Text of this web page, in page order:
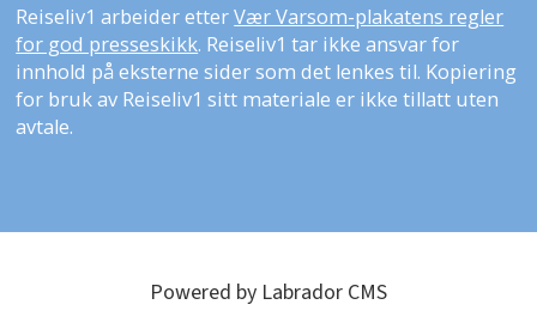
Reiseliv1 arbeider etterVær Varsom-plakatens regler
for god presseskikk. Reiseliv1 tar ikke ansvar for
innhold på eksterne sider som det lenkes til. Kopiering
for bruk av Reiseliv1 sitt materiale er ikke tillatt uten
avtale.
Powered by Labrador CMS